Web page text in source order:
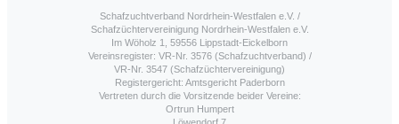
Schafzuchtverband Nordrhein-Westfalen e.V. /
Schafzüchtervereinigung Nordrhein-Westfalen e.V.
Im Wöholz 1, 59556 Lippstadt-Eickelborn
Vereinsregister: VR-Nr. 3576 (Schafzuchtverband) /
VR-Nr. 3547 (Schafzüchtervereinigung)
Registergericht: Amtsgericht Paderborn
Vertreten durch die Vorsitzende beider Vereine:
Ortrun Humpert